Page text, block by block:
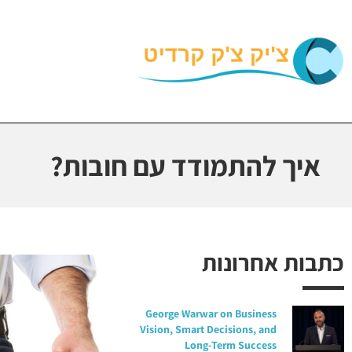
איך להתמודד עם חובות?
כתבות אחרונות
George Warwar on Business
Vision, Smart Decisions, and
Long-Term Success